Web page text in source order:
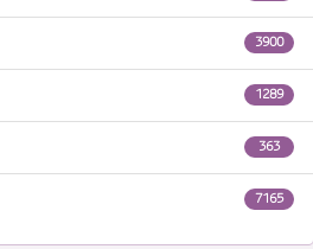
3900
1289
363
7165